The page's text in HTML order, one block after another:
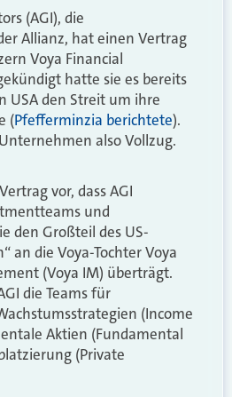
(AGI), die
Allianz, hat einen Vertrag
Voya Financial
hatte sie es bereits
USA den Streit um ihre
(Pfefferminzia berichtete).
also Vollzug.
vor, dass AGI
und
den Großteil des US-
an die Voya-Tochter Voya
(Voya IM) überträgt.
die Teams für
(Income
Aktien (Fundamental
(Private